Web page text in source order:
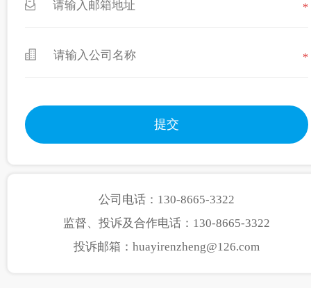
*
*
公司电话：130-8665-3322
监督、投诉及合作电话：130-8665-3322
投诉邮箱：huayirenzheng@126.com